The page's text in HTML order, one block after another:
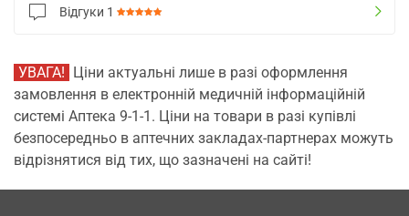
Відгуки 1
УВАГА! Ціни актуальні лише в разі оформлення
замовлення в електронній медичній інформаційній
системі Аптека 9-1-1. Ціни на товари в разі купівлі
безпосередньо в аптечних закладах-партнерах можуть
відрізнятися від тих, що зазначені на сайті!